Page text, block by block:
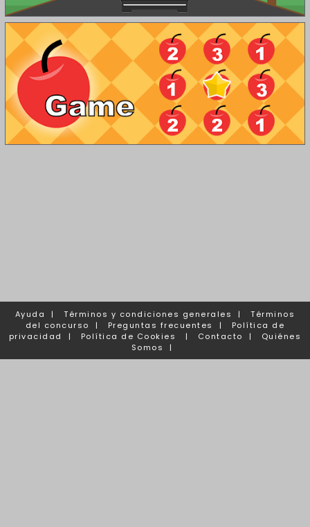
Ayuda |Términos y condiciones generales |Términos
del concurso
| Preguntas frecuentes | Política de
privacidad
| Política de Cookies | Contacto | Quiénes
Somos
|